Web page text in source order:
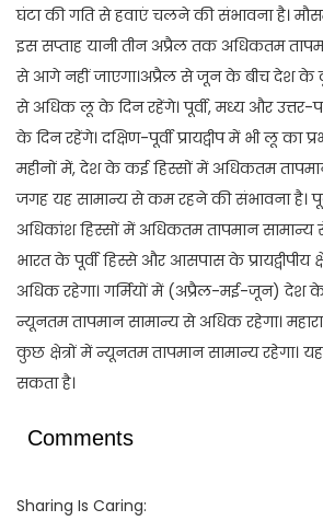
घंटा की गति से हवाएं चलने की संभावना है।
इस सप्ताह यानी तीन अप्रैल तक अधिकतम
से आगे नहीं जाएगा।अप्रैल से जून के बीच देश के
से अधिक लू के दिन रहेंगे। पूर्वी, मध्य और उत्तर-
के दिन रहेंगे। दक्षिण-पूर्वी प्रायद्वीप में भी लू का
महीनों में, देश के कई हिस्सों में अधिकतम
जगह यह सामान्य से कम रहने की संभावना है।
अधिकांश हिस्सों में अधिकतम तापमान सामान्य
भारत के पूर्वी हिस्से और आसपास के प्रायद्वीपीय
अधिक रहेगा। गर्मियों में (अप्रैल-मई-जून) देश
न्यूनतम तापमान सामान्य से अधिक रहेगा।
कुछ क्षेत्रों में न्यूनतम तापमान सामान्य रहेगा।
सकता है।
Comments
Sharing Is Caring: